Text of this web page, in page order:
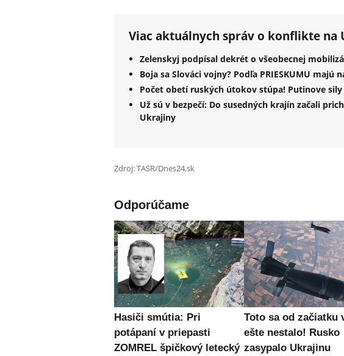
Viac aktuálnych správ o konflikte na
Zelenskyj podpísal dekrét o všeobecnej
Boja sa Slováci vojny? Podľa PRIESKUMU majú
Počet obetí ruských útokov stúpa! Putinove
Už sú v bezpečí: Do susedných krajín začali
Ukrajiny
Zdroj: TASR/Dnes24.sk
Odporúčame
Hasiči smútia: Pri
potápaní v priepasti
ZOMREL špičkový letecký
Toto sa od začiatku
ešte nestalo! Rusko
zasypalo Ukrajinu